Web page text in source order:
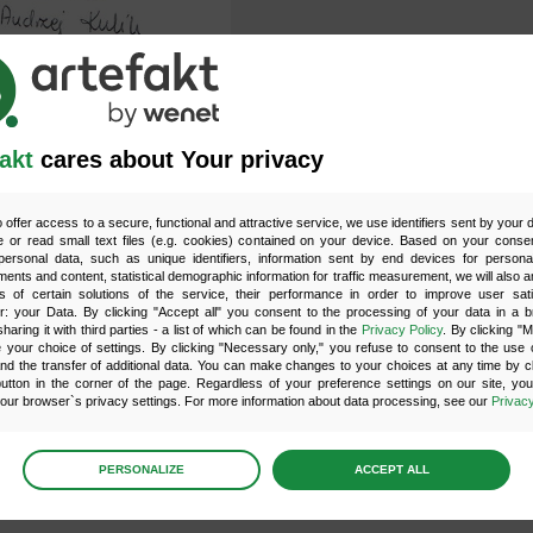
cares about Your privacy
offer access to a secure, functional and attractive service, we use identifiers sent by your
or read small text files (e.g. cookies) contained on your device. Based on your
data, such as unique identifiers, information sent by end devices for
and content, statistical demographic information for traffic measurement, we will also
of certain solutions of the service, their performance in order to improve user
your Data. By clicking "Accept all" you consent to the processing of your data in a
it with third parties - a list of which can be found in the Privacy Policy. By clicking
your choice of settings. By clicking "Necessary only," you refuse to consent to the use
the transfer of additional data. You can make changes to your choices at any time by
in the corner of the page. Regardless of your preference settings on our site,
browser`s privacy settings. For more information about data processing, see our
preferences
PERSONALIZE ACCEPT ALL
partnera w pozycjonowaniu naszejstrony
mnie pozycji. Szybka reakcja pracowników
sympatycznym i miłym kontaktem oraz